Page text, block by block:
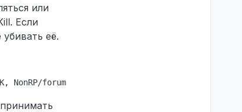
или
Если
её.